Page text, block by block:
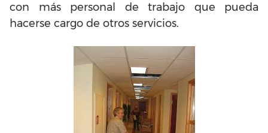
con más personal de trabajo que pueda
hacerse cargo de otros servicios.